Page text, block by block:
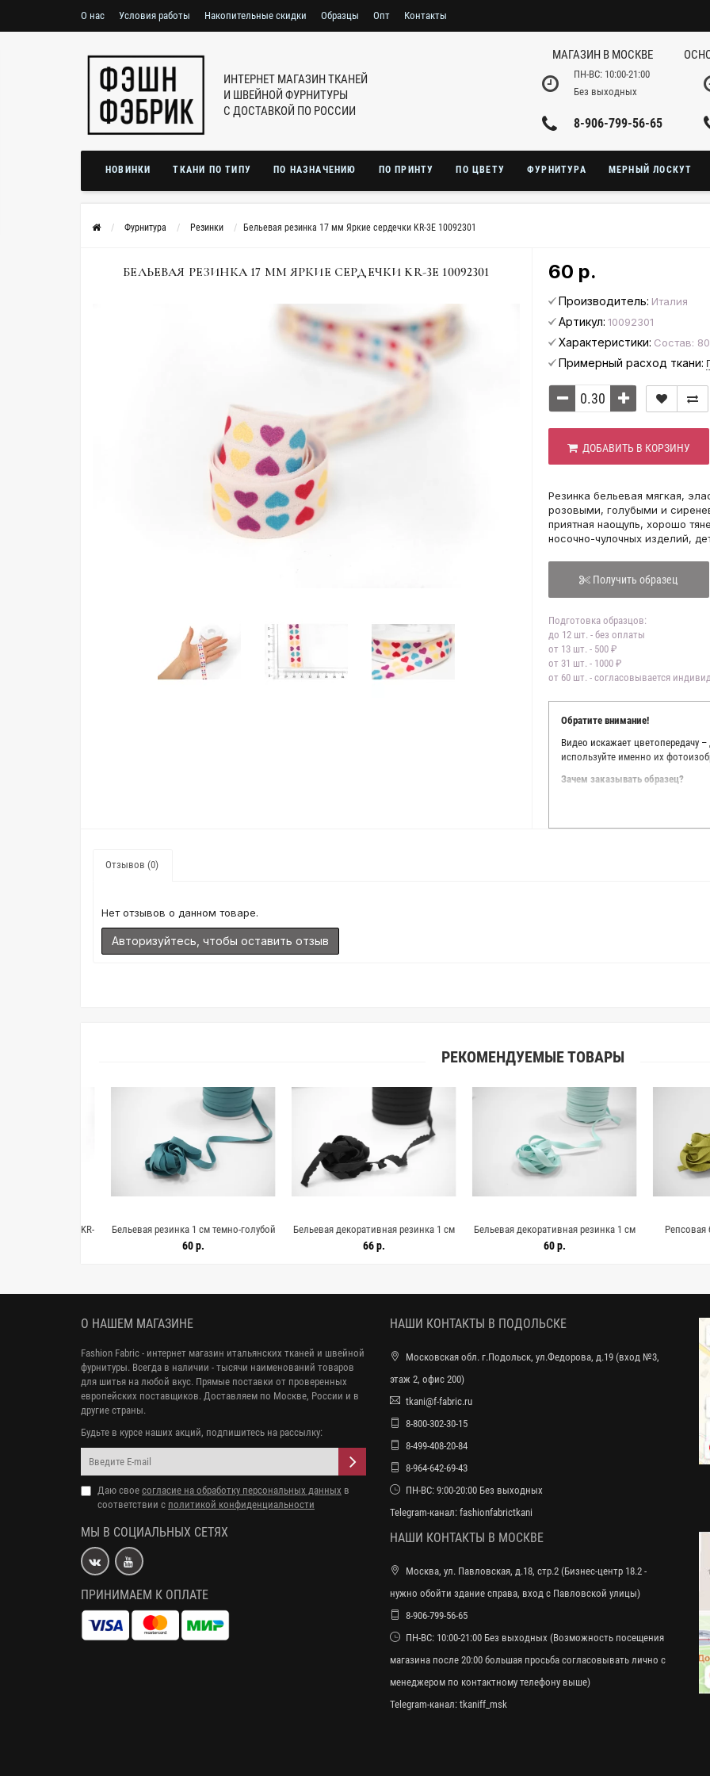
О нас Условия работы Накопительные скидки Образцы Опт Контакты
ИНТЕРНЕТ МАГАЗИН ТКАНЕЙ
И ШВЕЙНОЙ ФУРНИТУРЫ
С ДОСТАВКОЙ ПО РОССИИ
МАГАЗИН В МОСКВЕ
ПН-ВС: 10:00-21:00
Без выходных
8-906-799-56-65
НОВИНКИ ТКАНИ ПО ТИПУ ПО НАЗНАЧЕНИЮ ПО ПРИНТУ ПО ЦВЕТУ ФУРНИТУРА МЕРНЫЙ ЛОСКУТ
Фурнитура Резинки Бельевая резинка 17 мм Яркие сердечки KR-3E 10092301
БЕЛЬЕВАЯ РЕЗИНКА 17 ММ ЯРКИЕ СЕРДЕЧКИ KR-3E 10092301 60 р.
Производитель: Италия
Артикул: 10092301
Характеристики: Состав:
Примерный расход ткани:
ДОБАВИТЬ В КОРЗИНУ
Резинка бельевая мягкая,
розовыми, голубыми и
приятная наощупь, хорошо
носочно-чулочных изделий,
Получить образец
Подготовка образцов:
до 12 шт. - без оплаты
от 13 шт. - 500 ₽
от 31 шт. - 1000 ₽
от 60 шт. - согласовывается
Обратите внимание!
Видео искажает цветопередачу
используйте именно их
Зачем заказывать образец?
Мы делаем все возможное,
Мы осматриваем и
находить только правильные
Отзывов (0)
Нет отзывов о данном товаре.
Авторизуйтесь, чтобы оставить отзыв
РЕКОМЕНДУЕМЫЕ ТОВАРЫ
Бельевая резинка 1 см темно-голубой
Michele Letizia-KR-3E 4012213
60 р.
Бельевая декоративная резинка 1 см
черная Michele Letizia-KR-3E 4012214
66 р.
Бельевая декоративная резинка 1 см
голубая Michele Letizia KR-2E 4012222
60 р.
Репсовая
салатовая-
О НАШЕМ МАГАЗИНЕ
Fashion Fabric - интернет магазин итальянских тканей и швейной
фурнитуры. Всегда в наличии - тысячи наименований товаров
для шитья на любой вкус. Прямые поставки от проверенных
европейских поставщиков. Доставляем по Москве, России и в
другие страны.
Будьте в курсе наших акций, подпишитесь на рассылку:
Даю свое согласие на обработку персональных данных в
соответствии с политикой конфиденциальности
МЫ В СОЦИАЛЬНЫХ СЕТЯХ
ПРИНИМАЕМ К ОПЛАТЕ
НАШИ КОНТАКТЫ В ПОДОЛЬСКЕ
Московская обл. г.Подольск, ул.Федорова, д.19 (вход №3,
этаж 2, офис 200)
tkani@f-fabric.ru
8-800-302-30-15
8-499-408-20-84
8-964-642-69-43
ПН-ВС: 9:00-20:00 Без выходных
Telegram-канал: fashionfabrictkani
НАШИ КОНТАКТЫ В МОСКВЕ
Москва, ул. Павловская, д.18, стр.2 (Бизнес-центр 18.2 -
нужно обойти здание справа, вход с Павловской улицы)
8-906-799-56-65
ПН-ВС: 10:00-21:00 Без выходных (Возможность посещения
магазина после 20:00 большая просьба согласовывать лично с
менеджером по контактному телефону выше)
Telegram-канал: tkaniff_msk